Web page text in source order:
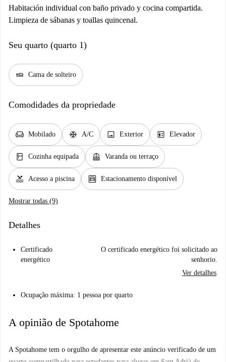
Habitación individual con baño privado y cocina compartida.
Limpieza de sábanas y toallas quincenal.
Seu quarto (quarto 1)
airline_seat_flat Cama de solteiro
Comodidades da propriedade
chair Mobilado ac_unit A/C image Exterior elevator Elevador
kitchen Cozinha equipada balcony Varanda ou terraço
pool Acesso a piscina garage Estacionamento disponível
Mostrar todas (9)
Detalhes
Certificado
energético
O certificado energético foi solicitado ao
senhorio.
Ver detalhes
Ocupação máxima: 1 pessoa por quarto
A opinião de Spotahome
A Spotahome tem o orgulho de apresentar este anúncio verificado de um